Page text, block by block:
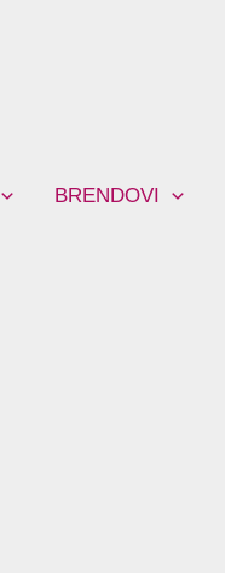
BRENDOVI